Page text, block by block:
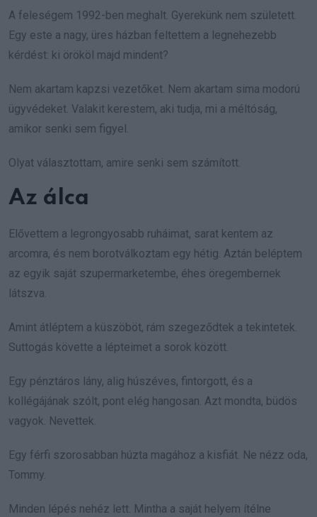
A feleségem 1992-ben meghalt. Gyerekünk nem született.
Egy este a nagy, üres házban feltettem a legnehezebb
kérdést: ki örököl majd mindent?
Nem akartam kapzsi vezetőket. Nem akartam sima modorú
ügyvédeket. Valakit kerestem, aki tudja, mi a méltóság,
amikor senki sem figyel.
Olyat választottam, amire senki sem számított.
Az álca
Elővettem a legrongyosabb ruháimat, sarat kentem az
arcomra, és nem borotválkoztam egy hétig. Aztán beléptem
az egyik saját szupermarketembe, éhes öregembernek
látszva.
Amint átléptem a küszöböt, rám szegeződtek a tekintetek.
Suttogás követte a lépteimet a sorok között.
Egy pénztáros lány, alig húszéves, fintorgott, és a
kollégájának szólt, pont elég hangosan. Azt mondta, büdös
vagyok. Nevettek.
Egy férfi szorosabban húzta magához a kisfiát. Ne nézz oda,
Tommy.
Minden lépés nehéz lett. Mintha a saját helyem ítélne